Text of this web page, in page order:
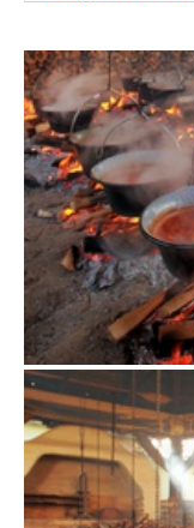
tradiciju i u ponudi i
više od …